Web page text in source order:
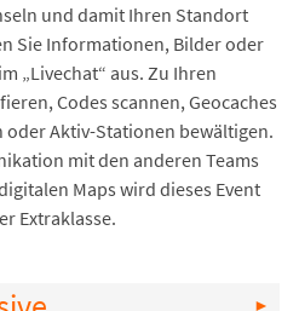
und damit Ihren Standort
Sie Informationen, Bilder oder
„Livechat“ aus. Zu Ihren
Codes scannen, Geocaches
Aktiv-Stationen bewältigen.
mit den anderen Teams
Maps wird dieses Event
Extraklasse.